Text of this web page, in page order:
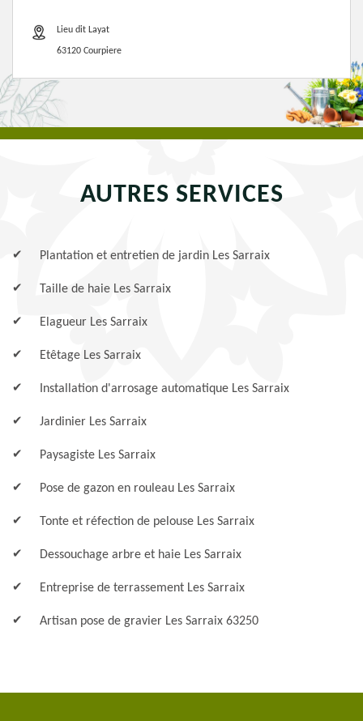
Lieu dit Layat
63120 Courpiere
AUTRES SERVICES
Plantation et entretien de jardin Les Sarraix
Taille de haie Les Sarraix
Elagueur Les Sarraix
Etêtage Les Sarraix
Installation d'arrosage automatique Les Sarraix
Jardinier Les Sarraix
Paysagiste Les Sarraix
Pose de gazon en rouleau Les Sarraix
Tonte et réfection de pelouse Les Sarraix
Dessouchage arbre et haie Les Sarraix
Entreprise de terrassement Les Sarraix
Artisan pose de gravier Les Sarraix 63250